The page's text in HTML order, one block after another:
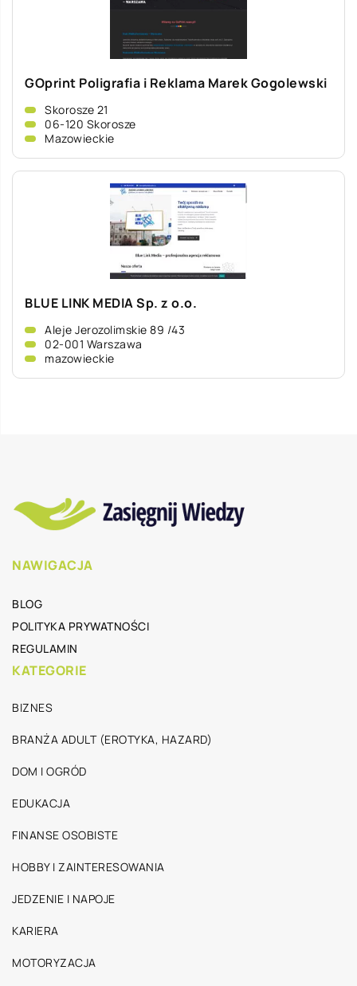
GOprint Poligrafia i Reklama Marek Gogolewski
Skorosze 21
06-120 Skorosze
Mazowieckie
BLUE LINK MEDIA Sp. z o.o.
Aleje Jerozolimskie 89 /43
02-001 Warszawa
mazowieckie
NAWIGACJA
BLOG
POLITYKA PRYWATNOŚCI
REGULAMIN
KATEGORIE
BIZNES
BRANŻA ADULT (EROTYKA, HAZARD)
DOM I OGRÓD
EDUKACJA
FINANSE OSOBISTE
HOBBY I ZAINTERESOWANIA
JEDZENIE I NAPOJE
KARIERA
MOTORYZACJA